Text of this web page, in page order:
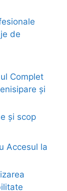
de
Complet
și
și scop
Accesul la